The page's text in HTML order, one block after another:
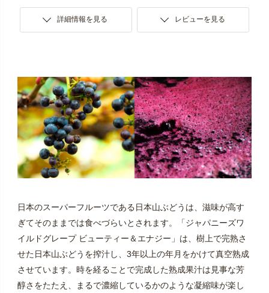
詳細情報を見る レビューを見る
日本のスーパーフルーツである日本山ぶどうは、滋味が高す
ぎてそのままでは食べづらいとされます。「ジャパニーズワ
イルドグレープ ビューティー＆エナジー」は、樹上で完熟さ
せた日本山ぶどうを搾汁し、3年以上の年月をかけて真空熟成
させています。時を経ることで完成した熟成果汁は見事な芳
醇さをたたえ、まるで濃縮しているかのような凝縮味が楽し